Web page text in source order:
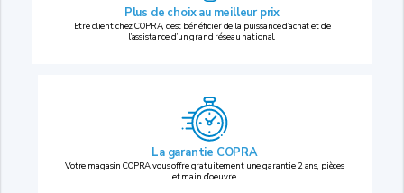
Plus de choix au meilleur prix
Etre client chez COPRA, c’est bénéficier de la puissance d’achat et de
l’assistance d’un grand réseau national.
La garantie COPRA
Votre magasin COPRA vous offre gratuitement une garantie 2 ans, pièces
et main d’oeuvre.